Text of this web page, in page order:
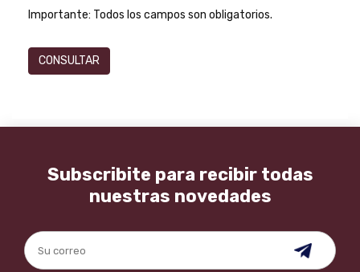
Importante: Todos los campos son obligatorios.
Subscribite para recibir todas
nuestras novedades